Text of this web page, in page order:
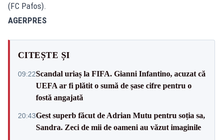
(FC Pafos).
AGERPRES
CITEȘTE ȘI
09:22Scandal uriaș la FIFA. Gianni Infantino, acuzat că
UEFA ar fi plătit o sumă de șase cifre pentru o
fostă angajată
20:43Gest superb făcut de Adrian Mutu pentru soția sa,
Sandra. Zeci de mii de oameni au văzut imaginile